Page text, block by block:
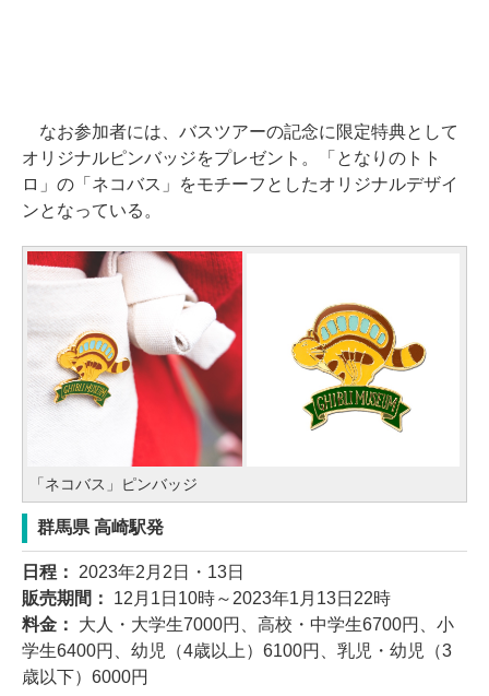
なお参加者には、バスツアーの記念に限定特典として
オリジナルピンバッジをプレゼント。「となりのトト
ロ」の「ネコバス」をモチーフとしたオリジナルデザイ
ンとなっている。
「ネコバス」ピンバッジ
群馬県 高崎駅発
日程： 2023年2月2日・13日
販売期間： 12月1日10時～2023年1月13日22時
料金： 大人・大学生7000円、高校・中学生6700円、小
学生6400円、幼児（4歳以上）6100円、乳児・幼児（3
歳以下）6000円